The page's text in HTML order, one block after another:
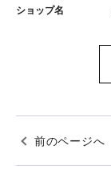
ショップ名
前のページへ